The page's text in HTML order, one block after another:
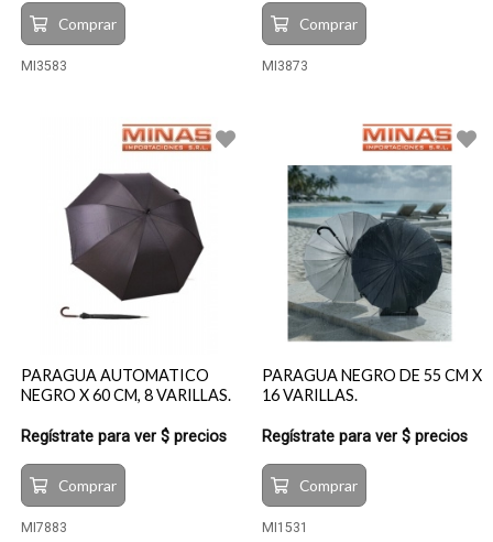
Comprar
MI3583
Comprar
MI3873
PARAGUA AUTOMATICO
NEGRO X 60 CM, 8 VARILLAS.
Regístrate para ver $ precios
Comprar
MI7883
PARAGUA NEGRO DE 55 CM X
16 VARILLAS.
Regístrate para ver $ precios
Comprar
MI1531